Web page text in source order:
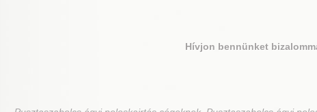
Hívjon bennünket